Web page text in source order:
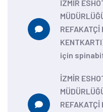
İZMİR
REFAKATÇİ
için
İZMİR
REFAKATÇİ